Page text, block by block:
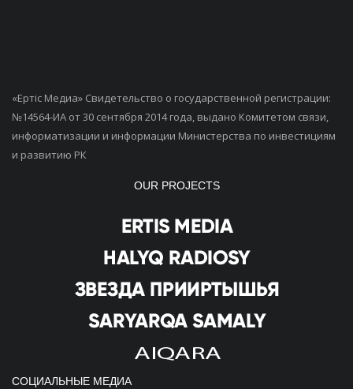
«Ертiс Медиа» Свидетельство о государственной регистрации:
№14564-ИА от 30 сентября 2014 года, выдано Комитетом связи,
информатизации и информации Министерства по инвестициям
и развитию РК
OUR PROJECTS
СОЦИАЛЬНЫЕ МЕДИА